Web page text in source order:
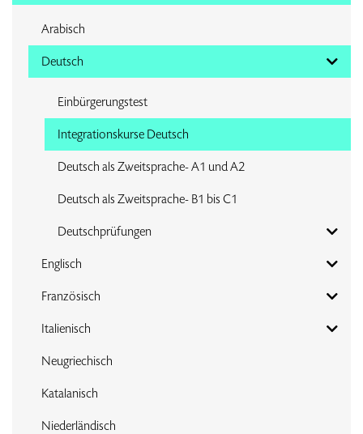
Arabisch
Deutsch
Einbürgerungstest
Integrationskurse Deutsch
Deutsch als Zweitsprache- A1 und A2
Deutsch als Zweitsprache- B1 bis C1
Deutschprüfungen
Englisch
Französisch
Italienisch
Neugriechisch
Katalanisch
Niederländisch